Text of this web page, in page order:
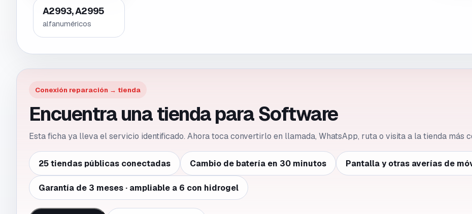
A2993, A2995
alfanuméricos
Conexión reparación → tienda
Encuentra una tienda para Software
Esta ficha ya lleva el servicio identificado. Ahora toca convertirlo en llamada, WhatsApp, ruta o visita a la tienda más
25 tiendas públicas conectadas Cambio de batería en 30 minutos Pantalla y otras averías de
Garantía de 3 meses · ampliable a 6 con hidrogel